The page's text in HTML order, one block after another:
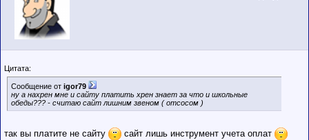
Цитата:
Сообщение от igor79
ну а нахрен мне и сайту платить хрен знает за что и школьные
обеды??? - считаю сайт лишним звеном ( отсосом )
так вы платите не сайту
сайт лишь инструмент учета оплат